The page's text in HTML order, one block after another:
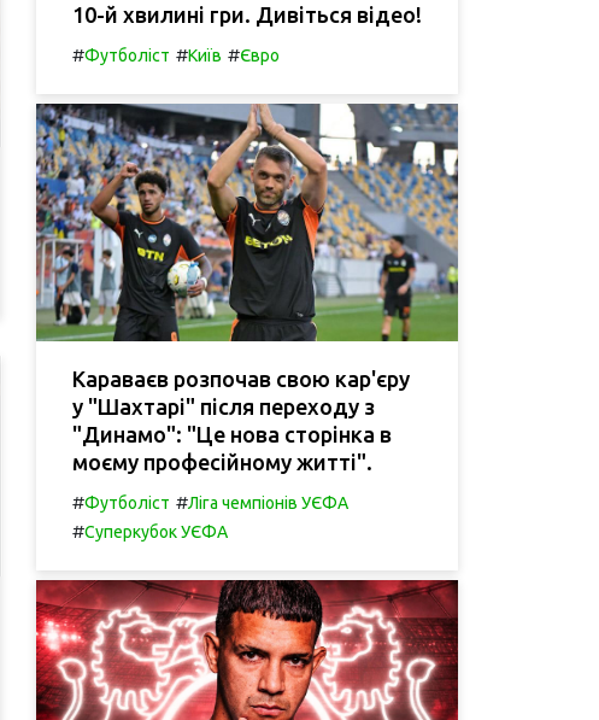
10-й хвилині гри. Дивіться відео!
#Футболіст #Київ #Євро
Караваєв розпочав свою кар'єру
у "Шахтарі" після переходу з
"Динамо": "Це нова сторінка в
моєму професійному житті".
#Футболіст #Ліга чемпіонів УЄФА
#Суперкубок УЄФА